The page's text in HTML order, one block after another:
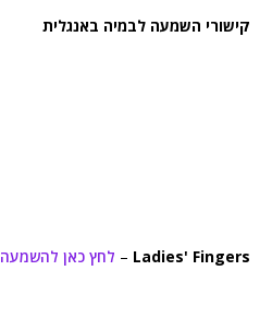
קישורי השמעה לבמיה באנגלית
Ladies' Fingers
– לחץ כאן להשמעה